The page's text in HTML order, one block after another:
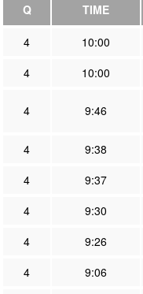
Q TIME
4 10:00
4
10:00
4 9:46
4
9:38
4
9:37
4
9:30
4
9:26
4
9:06